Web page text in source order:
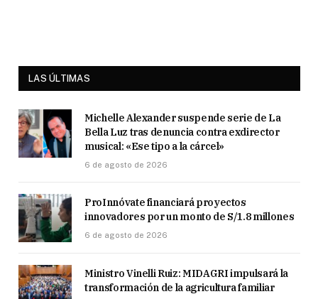
LAS ÚLTIMAS
Michelle Alexander suspende serie de La
Bella Luz tras denuncia contra exdirector
musical: «Ese tipo a la cárcel»
6 de agosto de 2026
ProInnóvate financiará proyectos
innovadores por un monto de S/1.8 millones
6 de agosto de 2026
Ministro Vinelli Ruiz: MIDAGRI impulsará la
transformación de la agricultura familiar